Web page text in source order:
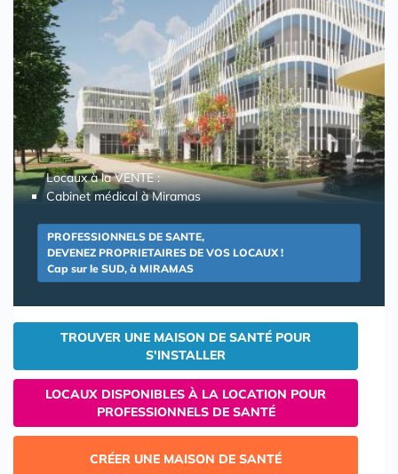
Locaux à la VENTE :
Cabinet médical à Miramas
PROFESSIONNELS DE SANTE,
DEVENEZ PROPRIETAIRES DE VOS LOCAUX !
Cap sur le SUD, à MIRAMAS
TROUVER UNE MAISON DE SANTÉ POUR
S'INSTALLER
LOCAUX DISPONIBLES À LA LOCATION POUR
PROFESSIONNELS DE SANTÉ
CRÉER UNE MAISON DE SANTÉ